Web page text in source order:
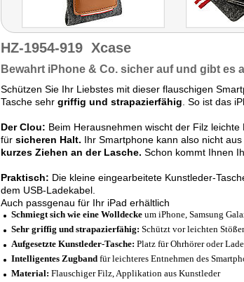
HZ-1954-919 Xcase
Bewahrt iPhone & Co. sicher auf und gibt es
Schützen Sie Ihr Liebstes mit dieser flauschigen
Tasche sehr griffig und strapazierfähig . So ist das
Der Clou: Beim Herausnehmen wischt der Filz
für sicheren Halt. Ihr Smartphone kann also nicht
kurzes Ziehen an der Lasche. Schon kommt Ihnen
Praktisch: Die kleine eingearbeitete Kunstleder-
dem USB-Ladekabel.
Auch passgenau für Ihr iPad erhältlich
Schmiegt sich wie eine Wolldecke um iPhone, Samsung
Sehr griffig und strapazierfähig: Schützt vor leichten
Aufgesetzte Kunstleder-Tasche: Platz für Ohrhörer oder
Intelligentes Zugband für leichteres Entnehmen des
Material: Flauschiger Filz, Applikation aus Kunstleder